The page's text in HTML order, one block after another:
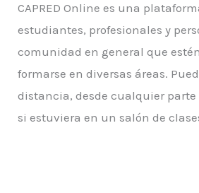
CAPRED Online es una
estudiantes, profesionales y
comunidad en general que
formarse en diversas áreas.
distancia, desde cualquier
si estuviera en un salón de